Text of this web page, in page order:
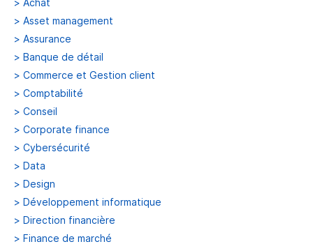
> Asset management
> Assurance
> Banque de détail
> Commerce et Gestion client
> Comptabilité
> Conseil
> Corporate finance
> Cybersécurité
> Data
> Design
> Développement informatique
> Direction financière
> Finance de marché